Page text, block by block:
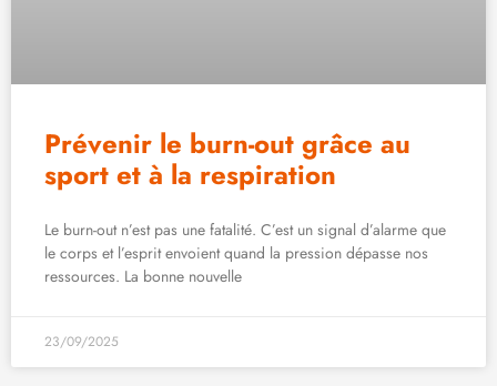
Prévenir le burn-out grâce au
sport et à la respiration
Le burn-out n’est pas une fatalité. C’est un signal d’alarme que
le corps et l’esprit envoient quand la pression dépasse nos
ressources. La bonne nouvelle
23/09/2025